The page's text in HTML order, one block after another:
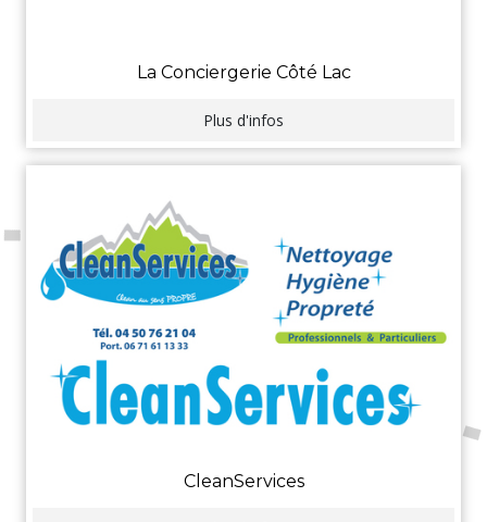
La Conciergerie Côté Lac
Plus d'infos
CleanServices